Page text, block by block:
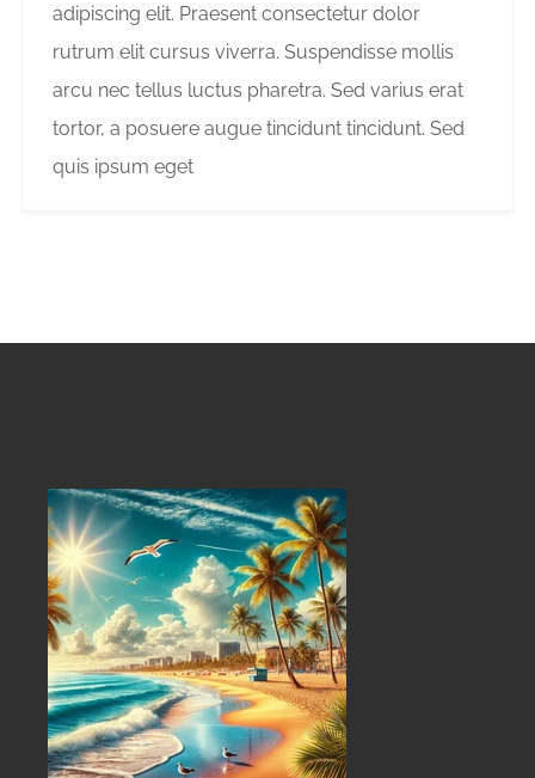
adipiscing elit. Praesent consectetur dolor
rutrum elit cursus viverra. Suspendisse mollis
arcu nec tellus luctus pharetra. Sed varius erat
tortor, a posuere augue tincidunt tincidunt. Sed
quis ipsum eget